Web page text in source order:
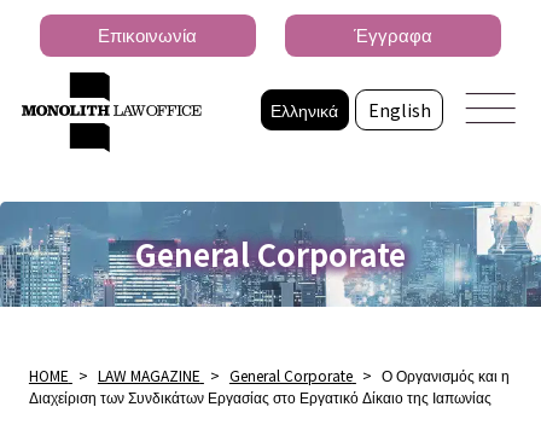
Ελληνικά English
Επικοινωνία Έγγραφα
General Corporate
HOME > LAW MAGAZINE > General Corporate > Ο Οργανισμός και η
Διαχείριση των Συνδικάτων Εργασίας στο Εργατικό Δίκαιο της Ιαπωνίας